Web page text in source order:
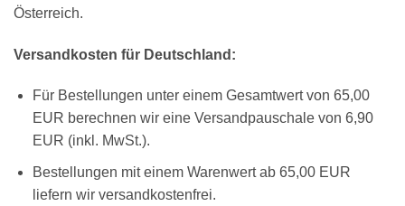
Österreich.
Versandkosten für Deutschland:
Für Bestellungen unter einem Gesamtwert von 65,00
EUR berechnen wir eine Versandpauschale von 6,90
EUR (inkl. MwSt.).
Bestellungen mit einem Warenwert ab 65,00 EUR
liefern wir versandkostenfrei.